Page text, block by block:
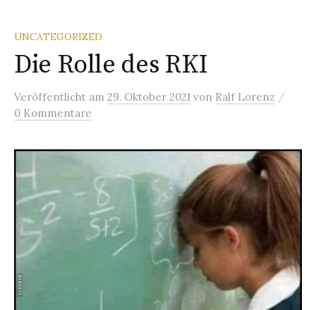
UNCATEGORIZED
Die Rolle des RKI
Veröffentlicht am 29. Oktober 2021 von Ralf Lorenz /
0 Kommentare